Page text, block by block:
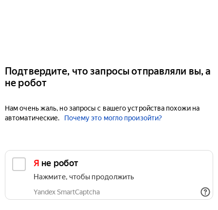
Подтвердите, что запросы отправляли вы, а
не робот
Нам очень жаль, но запросы с вашего устройства похожи на
автоматические.
Почему это могло произойти?
Я не робот
Нажмите, чтобы продолжить
Yandex SmartCaptcha